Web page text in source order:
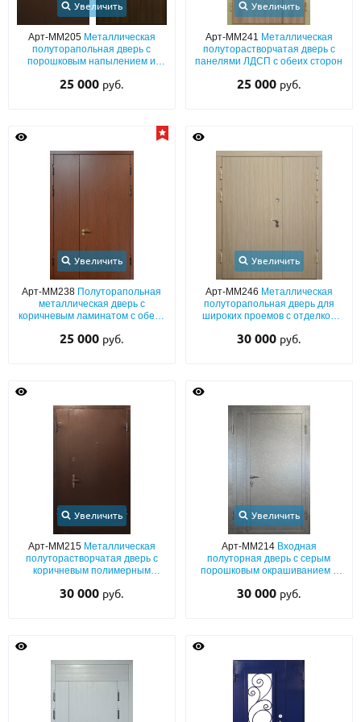
Увеличить
Арт-ММ205 Металлическая
полуторапольная дверь с
порошковым напылением и
цвета
25 000 руб.
Увеличить
Арт-ММ241 Металлическая
полуторастворчатая дверь с
панелями ЛДСП с обеих сторон
25 000 руб.
Увеличить
Арт-ММ238 Полуторапольная
металлическая дверь с
коричневым ламинатом с обеих
25 000 руб.
Увеличить
Арт-ММ246 Металлическая
полуторапольная дверь для
широких проемов с отделкой
30 000 руб.
Увеличить
Арт-ММ215 Металлическая
полуторастворчатая дверь с
коричневым полимерным
30 000 руб.
Увеличить
Арт-ММ214 Входная
полуторная дверь с серым
порошковым окрашиванием с
30 000 руб.